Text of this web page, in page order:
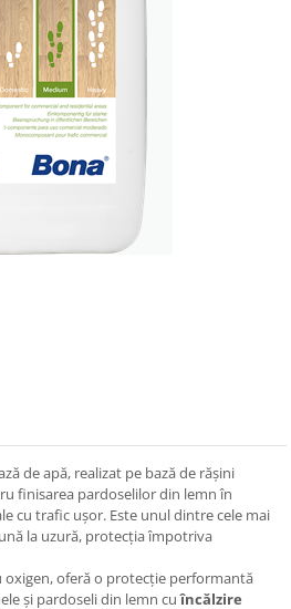
de apă, realizat pe bază de rășini
finisarea pardoselilor din lemn în
cu trafic ușor. Este unul dintre cele mai
la uzură, protecția împotriva
oferă o protecție performantă
și pardoseli din lemn cuîncălzire